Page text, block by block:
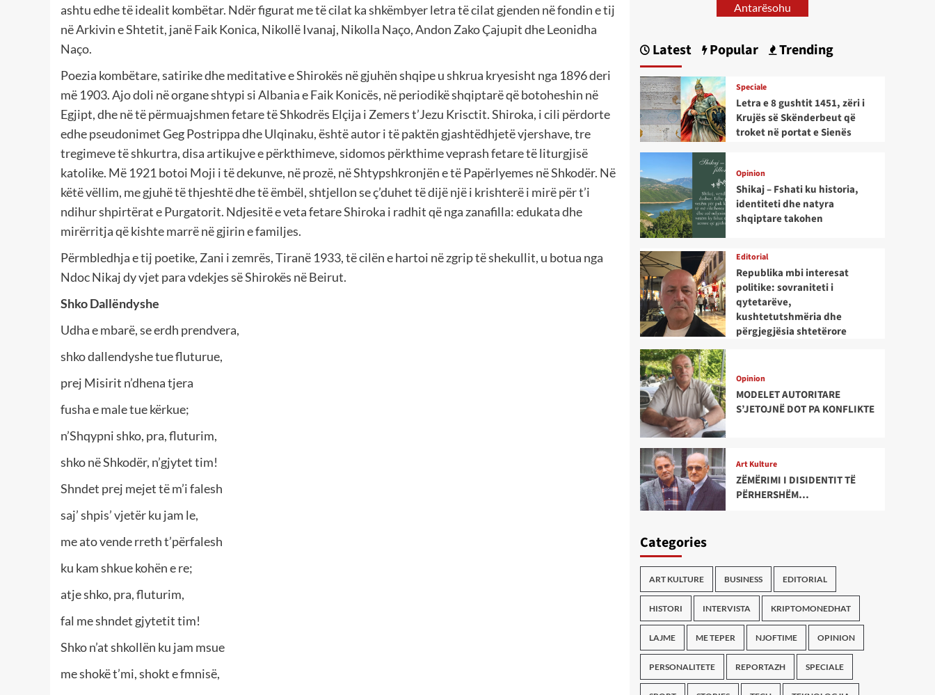
ashtu edhe të idealit kombëtar. Ndër figurat me të cilat ka shkëmbyer letra të cilat gjenden në fondin e tij
në Arkivin e Shtetit, janë Faik Konica, Nikollë Ivanaj, Nikolla Naço, Andon Zako Çajupit dhe Leonidha
Naço.
Poezia kombëtare, satirike dhe meditative e Shirokës në gjuhën shqipe u shkrua kryesisht nga 1896 deri
më 1903. Ajo doli në organe shtypi si Albania e Faik Konicës, në periodikë shqiptarë që botoheshin në
Egjipt, dhe në të përmuajshmen fetare të Shkodrës Elçija i Zemers t’Jezu Krisctit. Shiroka, i cili përdorte
edhe pseudonimet Geg Postrippa dhe Ulqinaku, është autor i të paktën gjashtëdhjetë vjershave, tre
tregimeve të shkurtra, disa artikujve e përkthimeve, sidomos përkthime veprash fetare të liturgjisë
katolike. Më 1921 botoi Moji i të dekunve, në prozë, në Shtypshkronjën e të Papërlyemes në Shkodër. Në
këtë vëllim, me gjuhë të thjeshtë dhe të ëmbël, shtjellon se ç’duhet të dijë një i krishterë i mirë për t’i
ndihur shpirtërat e Purgatorit. Ndjesitë e veta fetare Shiroka i radhit që nga zanafilla: edukata dhe
mirërritja që kishte marrë në gjirin e familjes.
Përmbledhja e tij poetike, Zani i zemrës, Tiranë 1933, të cilën e hartoi në zgrip të shekullit, u botua nga
Ndoc Nikaj dy vjet para vdekjes së Shirokës në Beirut.
Shko Dallëndyshe
Udha e mbarë, se erdh prendvera,
shko dallendyshe tue fluturue,
prej Misirit n’dhena tjera
fusha e male tue kërkue;
n’Shqypni shko, pra, fluturim,
shko në Shkodër, n’gjytet tim!
Shndet prej mejet të m’i falesh
saj’ shpis’ vjetër ku jam le,
me ato vende rreth t’përfalesh
ku kam shkue kohën e re;
atje shko, pra, fluturim,
fal me shndet gjytetit tim!
Shko n’at shkollën ku jam msue
me shokë t’mi, shokt e fmnisë,
Antarësohu
Latest Popular Trending
Speciale
Letra e 8 gushtit 1451, zëri i
Krujës së Skënderbeut që
troket në portat e Sienës
Opinion
Shikaj – Fshati ku historia,
identiteti dhe natyra
shqiptare takohen
Editorial
Republika mbi interesat
politike: sovraniteti i
qytetarëve,
kushtetutshmëria dhe
përgjegjësia shtetërore
Opinion
MODELET AUTORITARE
S’JETOJNË DOT PA KONFLIKTE
Art Kulture
ZËMËRIMI I DISIDENTIT TË
PËRHERSHËM…
Categories
ART KULTURE BUSINESS EDITORIAL
HISTORI INTERVISTA KRIPTOMONEDHAT
LAJME ME TEPER NJOFTIME OPINION
PERSONALITETE REPORTAZH SPECIALE